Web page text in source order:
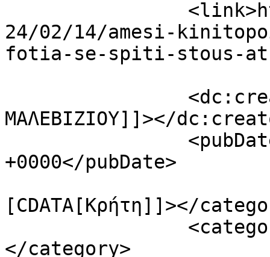
24/02/14/amesi-
fotia-se-spiti-stous-
ΜΑΛΕΒΙΖΙΟΥ]]></
+0000</pubDate>
[CDATA[Κρήτη]]></
</category>